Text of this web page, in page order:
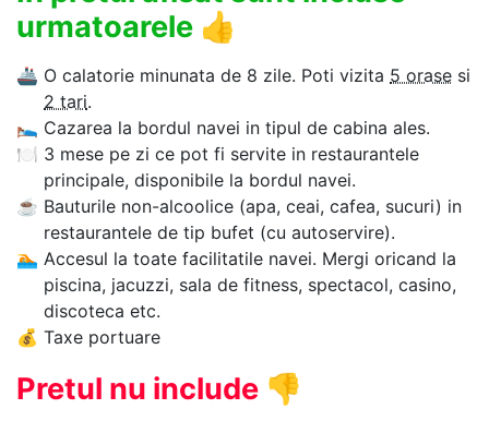
urmatoarele 👍
🚢 O calatorie minunata de 8 zile. Poti vizita 5 orase si
2 tari.
🛌 Cazarea la bordul navei in tipul de cabina ales.
🍽 3 mese pe zi ce pot fi servite in restaurantele
principale, disponibile la bordul navei.
☕ Bauturile non-alcoolice (apa, ceai, cafea, sucuri) in
restaurantele de tip bufet (cu autoservire).
🏊‍ Accesul la toate facilitatile navei. Mergi oricand la
piscina, jacuzzi, sala de fitness, spectacol, casino,
discoteca etc.
💰 Taxe portuare
Pretul nu include 👎